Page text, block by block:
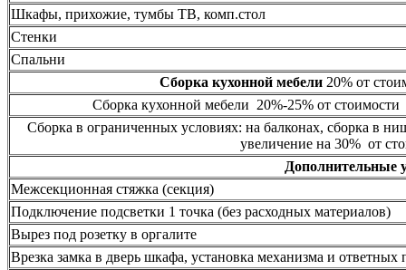
Шкафы, прихожие, тумбы ТВ, комп.стол
Стенки
Спальни
Сборка кухонной мебели20% от
Сборка кухонной мебели 20%-25% от стоимости
Сборка в ограниченных условиях: на балконах, сборка в
увеличение на 30% от
Дополнительные
Межсекционная стяжка (секция)
Подключение подсветки 1 точка (без расходных материалов)
Вырез под розетку в оргалите
Врезка замка в дверь шкафа, установка механизма и ответных